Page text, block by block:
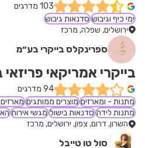
103 מדרגים
ימי כיף וגיבוש סדנאות גיבוש
ירושלים, שפלה, מרכז
ספרינקלס בייקרי בע״מ
בייקרי אמריקאי
94 מדרגים
מתנות - ומארזים מוצרים ממותגים
מתנות לידה סדנאות בישול מגשי אירוח
השרון, דרום, צפון, ירושלים, מרכז
סול טו טייבל